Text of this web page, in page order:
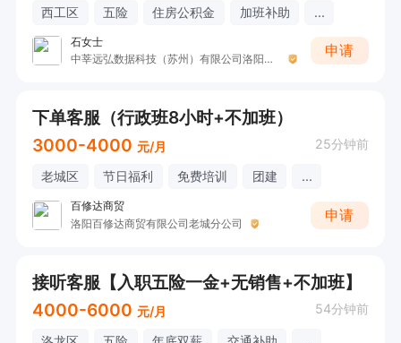
西工区 五险 住房公积金 加班补助 ...
石女士
中莘远弘数据科技（苏州）有限公司洛阳分公司
申请
下单客服（行政班8小时+不加班）
3000-4000 元/月 25分钟前
老城区 节日福利 免费培训 团建 ...
百修达商贸
洛阳百修达商贸有限公司老城分公司
申请
接听客服【入职五险一金+无销售+不加班】
4000-6000 元/月 54分钟前